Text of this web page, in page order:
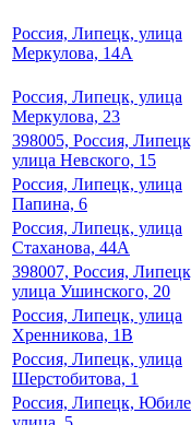
Россия, Липецк, улица
Меркулова, 14А
Россия, Липецк, улица
Меркулова, 23
398005, Россия,
улица Невского, 15
Россия, Липецк, улица
Папина, 6
Россия, Липецк, улица
Стаханова, 44А
398007, Россия,
улица Ушинского, 20
Россия, Липецк, улица
Хренникова, 1В
Россия, Липецк, улица
Шерстобитова, 1
Россия, Липецк,